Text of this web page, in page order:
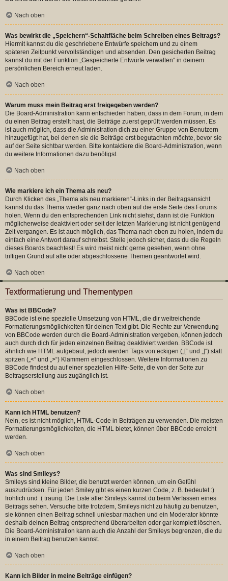
Nach oben
Was bewirkt die „Speichern“-Schaltfläche beim Schreiben eines Beitrags?
Hiermit kannst du die geschriebene Entwürfe speichern und zu einem
späteren Zeitpunkt vervollständigen und absenden. Den gesicherten Beitrag
kannst du mit der Funktion „Gespeicherte Entwürfe verwalten“ in deinem
persönlichen Bereich erneut laden.
Nach oben
Warum muss mein Beitrag erst freigegeben werden?
Die Board-Administration kann entschieden haben, dass in dem Forum, in dem
du einen Beitrag erstellt hast, die Beiträge zuerst geprüft werden müssen. Es
ist auch möglich, dass die Administration dich zu einer Gruppe von Benutzern
hinzugefügt hat, bei denen sie die Beiträge erst begutachten möchte, bevor sie
auf der Seite sichtbar werden. Bitte kontaktiere die Board-Administration, wenn
du weitere Informationen dazu benötigst.
Nach oben
Wie markiere ich ein Thema als neu?
Durch Klicken des „Thema als neu markieren“-Links in der Beitragsansicht
kannst du das Thema wieder ganz nach oben auf die erste Seite des Forums
holen. Wenn du den entsprechenden Link nicht siehst, dann ist die Funktion
möglicherweise deaktiviert oder seit der letzten Markierung ist nicht genügend
Zeit vergangen. Es ist auch möglich, das Thema nach oben zu holen, indem du
einfach eine Antwort darauf schreibst. Stelle jedoch sicher, dass du die Regeln
dieses Boards beachtest! Es wird meist nicht gerne gesehen, wenn ohne
triftigen Grund auf alte oder abgeschlossene Themen geantwortet wird.
Nach oben
Textformatierung und Thementypen
Was ist BBCode?
BBCode ist eine spezielle Umsetzung von HTML, die dir weitreichende
Formatierungsmöglichkeiten für deinen Text gibt. Die Rechte zur Verwendung
von BBCode werden durch die Board-Administration vergeben, können jedoch
auch durch dich für jeden einzelnen Beitrag deaktiviert werden. BBCode ist
ähnlich wie HTML aufgebaut, jedoch werden Tags von eckigen („[“ und „]“) statt
spitzen („<“ und „>“) Klammern eingeschlossen. Weitere Informationen zu
BBCode findest du auf einer speziellen Hilfe-Seite, die von der Seite zur
Beitragserstellung aus zugänglich ist.
Nach oben
Kann ich HTML benutzen?
Nein, es ist nicht möglich, HTML-Code in Beiträgen zu verwenden. Die meisten
Formatierungsmöglichkeiten, die HTML bietet, können über BBCode erreicht
werden.
Nach oben
Was sind Smileys?
Smileys sind kleine Bilder, die benutzt werden können, um ein Gefühl
auszudrücken. Für jeden Smiley gibt es einen kurzen Code, z. B. bedeutet :)
fröhlich und :( traurig. Die Liste aller Smileys kannst du beim Verfassen eines
Beitrags sehen. Versuche bitte trotzdem, Smileys nicht zu häufig zu benutzen,
sie können einen Beitrag schnell unlesbar machen und ein Moderator könnte
deshalb deinen Beitrag entsprechend überarbeiten oder gar komplett löschen.
Die Board-Administration kann auch die Anzahl der Smileys begrenzen, die du
in einem Beitrag benutzen kannst.
Nach oben
Kann ich Bilder in meine Beiträge einfügen?